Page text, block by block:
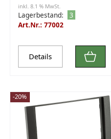
inkl. 8.1 % MwSt.
Lagerbestand:
3
Art.Nr.: 77002
Details
-20%